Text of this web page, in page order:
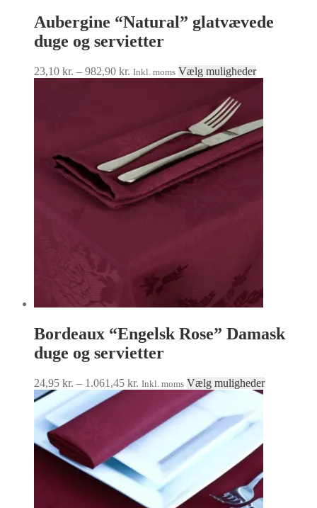
Aubergine “Natural” glatvævede
duge og servietter
23,10 kr. – 982,90 kr. Prisinterval:
Inkl. moms Vælg mulighederDette
varianter.
Mulighederne
kan
Bordeaux “Engelsk Rose” Damask
duge og servietter
24,95 kr. – 1.061,45 kr. Prisinterval:
1.061,45 kr.
Inkl. moms Vælg mulighederDette